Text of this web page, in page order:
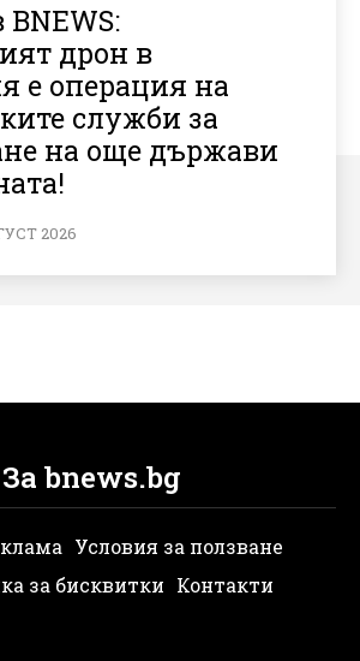
дрон в
е операция на
служби за
на още държави
2026
За bnews.bg
Условия за ползване
за бисквитки Контакти